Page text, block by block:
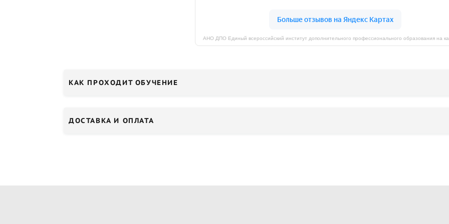
КАК ПРОХОДИТ ОБУЧЕНИЕ
ДОСТАВКА И ОПЛАТА